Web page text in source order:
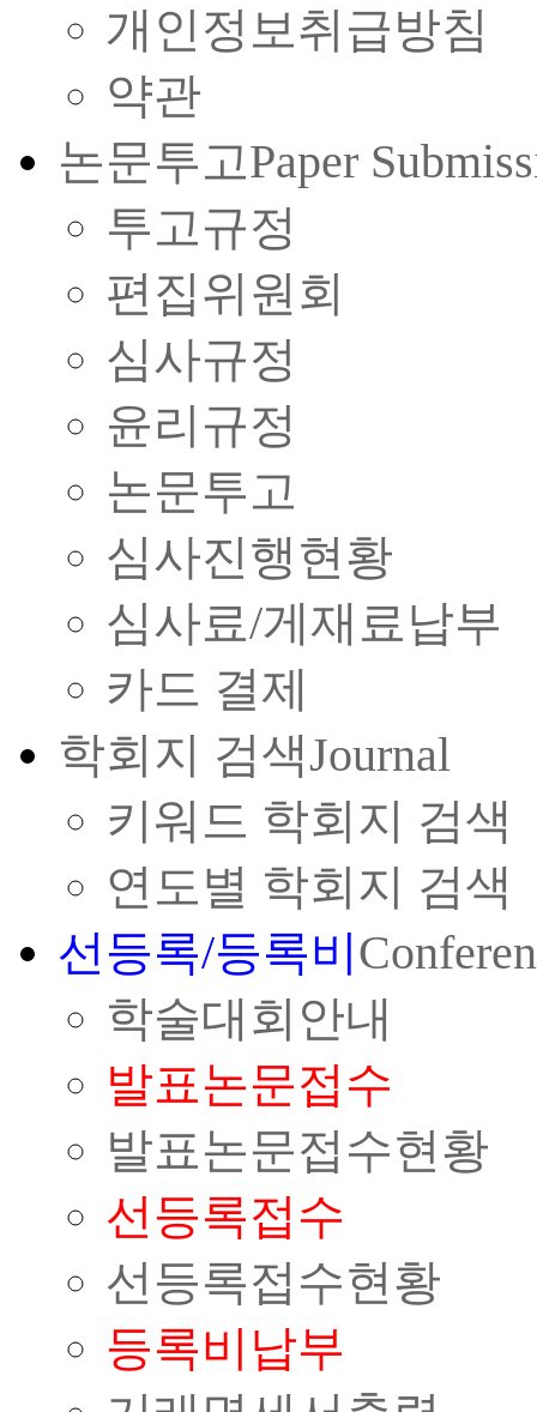
개인정보취급방침
약관
논문투고Paper
투고규정
편집위원회
심사규정
윤리규정
논문투고
심사진행현황
심사료/게재료납부
카드 결제
학회지 검색Journal
키워드 학회지 검색
연도별 학회지 검색
선등록/등록비
학술대회안내
발표논문접수
발표논문접수현황
선등록접수
선등록접수현황
등록비납부